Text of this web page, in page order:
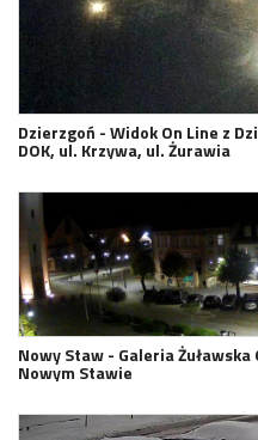
Dzierzgoń - Widok On Line z
DOK, ul. Krzywa, ul. Żurawia
Nowy Staw - Galeria
Nowym Stawie